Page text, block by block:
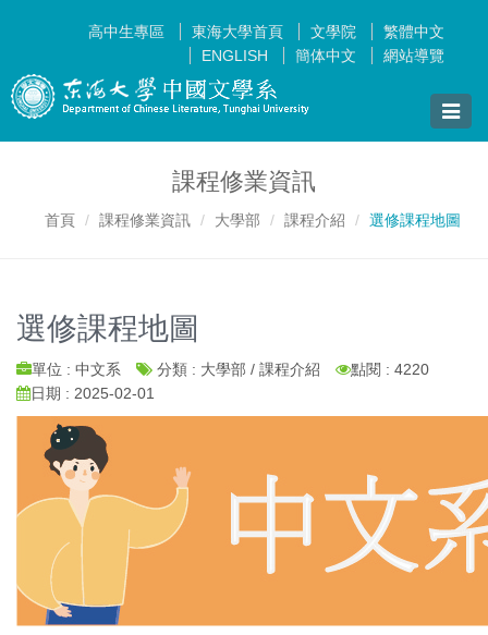
高中生專區 東海大學首頁 文學院
繁體中文
ENGLISH
簡体中文 網站導覽
Toggle
課程修業資訊
首頁 課程修業資訊 大學部 課程介紹 選修課程地圖
選修課程地圖
單位 : 中文系 分類 : 大學部 / 課程介紹
點閱 : 4220
日期 : 2025-02-01